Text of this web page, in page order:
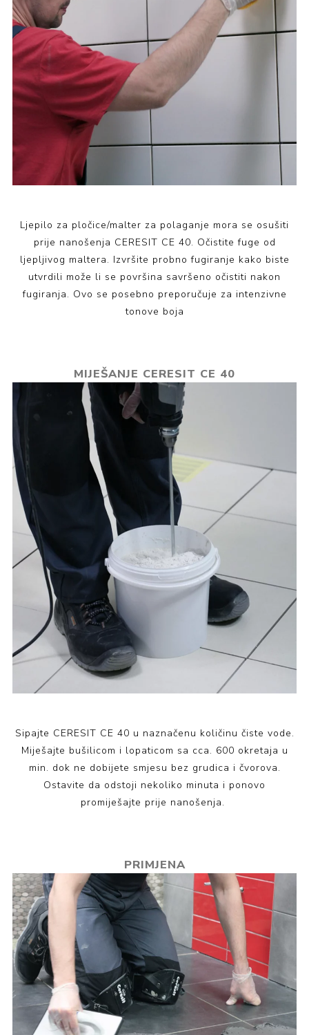
Ljepilo za pločice/malter za polaganje mora se osušiti
prije nanošenja CERESIT CE 40. Očistite fuge od
ljepljivog maltera. Izvršite probno fugiranje kako biste
utvrdili može li se površina savršeno očistiti nakon
fugiranja. Ovo se posebno preporučuje za intenzivne
tonove boja
MIJEŠANJE CERESIT CE 40
Sipajte CERESIT CE 40 u naznačenu količinu čiste vode.
Miješajte bušilicom i lopaticom sa cca. 600 okretaja u
min. dok ne dobijete smjesu bez grudica i čvorova.
Ostavite da odstoji nekoliko minuta i ponovo
promiješajte prije nanošenja.
PRIMJENA